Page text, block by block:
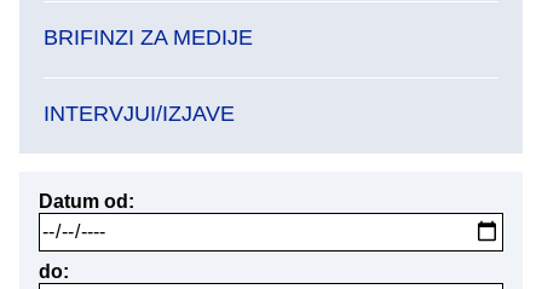
Datum od
do
BRIFINZI ZA MEDIJE
INTERVJUI/IZJAVE